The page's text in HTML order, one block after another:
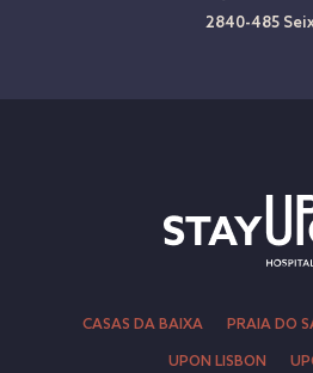
2840-485
CASAS DA BAIXA PRAIA DO
UPON LISBON